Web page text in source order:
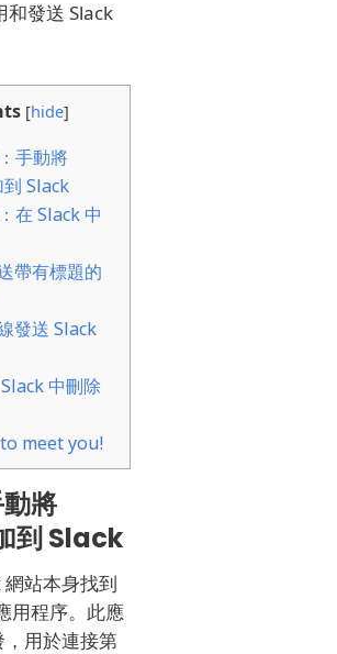
和發送 Slack
[hide]
手動將
Slack
在 Slack 中
帶有標題的
發送 Slack
中刪除
meet you!
將
到 Slack
站本身找到
程序。 此應
，用於連接第